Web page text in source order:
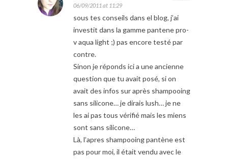
06/09/2011 at 11:29
sous tes conseils dans el blog, j’ai
investit dans la gamme pantene pro-
v aqua light ;) pas encore testé par
contre.
Sinon je réponds ici a une ancienne
question que tu avait posé, si on
avait des infos sur après shampooing
sans silicone… je dirais lush… je ne
les ai pas tous vérifié mais les miens
sont sans silicone…
Là, l’apres shampooing pantène est
pas pour moi, il était vendu avec le